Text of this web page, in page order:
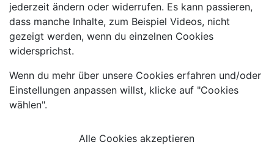
jederzeit ändern oder widerrufen. Es kann passieren,
dass manche Inhalte, zum Beispiel Videos, nicht
gezeigt werden, wenn du einzelnen Cookies
widersprichst.
Wenn du mehr über unsere Cookies erfahren und/oder
Einstellungen anpassen willst, klicke auf "Cookies
wählen".
Alle Cookies akzeptieren